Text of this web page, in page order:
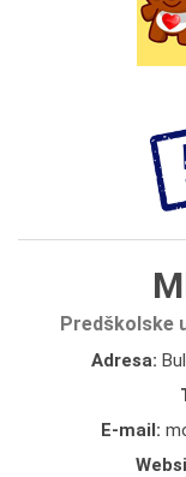
Predškolske
Adresa:
E-mail: